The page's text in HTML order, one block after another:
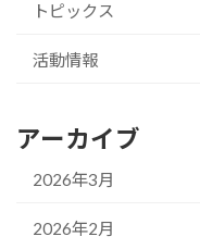
トピックス
活動情報
アーカイブ
2026年3月
2026年2月